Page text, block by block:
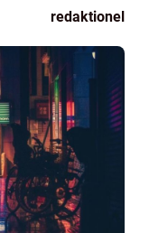
redaktionel